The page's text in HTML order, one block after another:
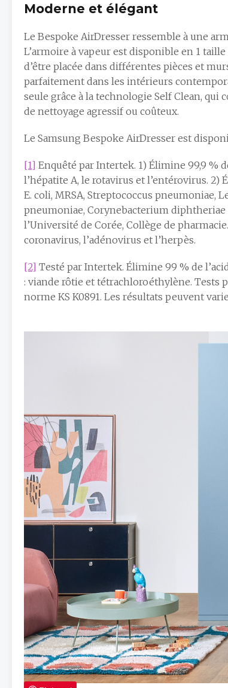
Moderne et élégant
Le Bespoke AirDresser ressemble à une
L’armoire à vapeur est disponible en 1
d’être placée dans différentes pièces et
parfaitement dans les intérieurs
seule grâce à la technologie Self Clean, qui
de nettoyage agressif ou coûteux.
Le Samsung Bespoke AirDresser est
[1] Enquêté par Intertek. 1) Élimine 99,9 %
l’hépatite A, le rotavirus et l’entérovirus. 2)
E. coli, MRSA, Streptococcus pneumoniae,
pneumoniae, Corynebacterium diphtheriae
l’Université de Corée, Collège de
coronavirus, l’adénovirus et l’herpès.
[2] Testé par Intertek. Élimine 99 % de
: viande rôtie et tétrachloroéthylène. Tests
norme KS K0891. Les résultats peuvent